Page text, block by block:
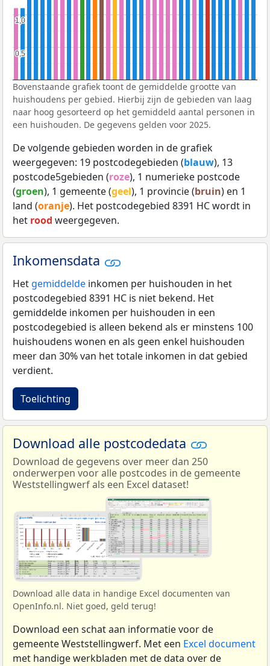
0,5
0,5
1,0
1,0
Bovenstaande grafiek toont de gemiddelde grootte van
huishoudens per gebied. Hierbij zijn de gebieden van laag
naar hoog gesorteerd op het gemiddeld aantal personen in
een huishouden. De gegevens gelden voor 2025.
De volgende gebieden worden in de grafiek
weergegeven: 19 postcodegebieden (blauw), 13
postcode5gebieden (roze), 1 numerieke postcode
(groen), 1 gemeente (geel), 1 provincie (bruin) en 1
land (oranje). Het postcodegebied 8391 HC wordt in
het rood weergegeven.
Inkomensdata
Het gemiddelde inkomen per huishouden in het
postcodegebied 8391 HC is niet bekend. Het
gemiddelde inkomen per huishouden in een
postcodegebied is alleen bekend als er minstens 100
huishoudens wonen en als geen enkel huishouden
meer dan 30% van het totale inkomen in dat gebied
verdient.
Toelichting
Download alle postcodedata
Download de gegevens over meer dan 250
onderwerpen voor alle postcodes in de gemeente
Weststellingwerf als een Excel dataset!
Download alle data in handige Excel documenten van
OpenInfo.nl. Niet goed, geld terug!
Download een schat aan informatie voor de
gemeente Weststellingwerf. Met een Excel document
met handige werkbladen met de data over de